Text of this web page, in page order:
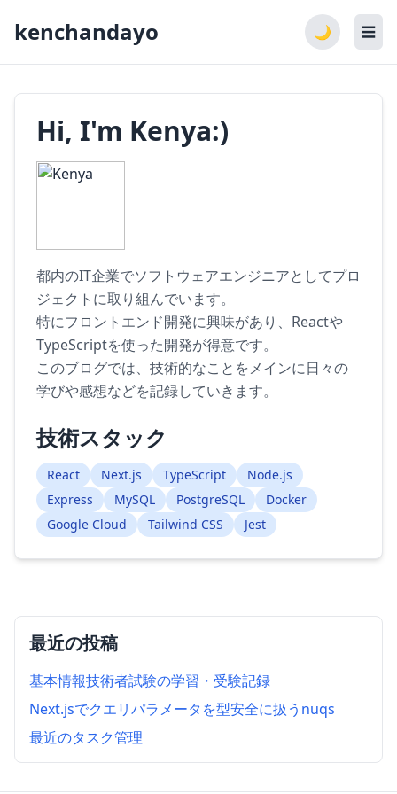
kenchandayo 🌙 ☰
Hi, I'm Kenya:)
都内のIT企業でソフトウェアエンジニアとしてプロ
ジェクトに取り組んでいます。
特にフロントエンド開発に興味があり、Reactや
TypeScriptを使った開発が得意です。
このブログでは、技術的なことをメインに日々の
学びや感想などを記録していきます。
技術スタック
React Next.js TypeScript
Node.js
Express
MySQL PostgreSQL
Docker
Google Cloud
Tailwind CSS Jest
最近の投稿
基本情報技術者試験の学習・受験記録
Next.jsでクエリパラメータを型安全に扱うnuqs
最近のタスク管理